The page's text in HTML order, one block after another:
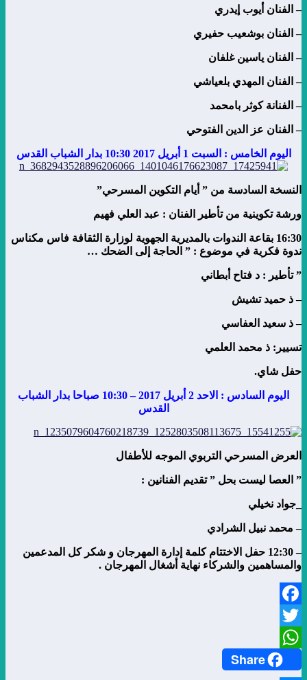
– الفنان أيوب إيدري
– الفنان بوشعيب حفيري
– الفنان ياسين غلفان
– الفنان المهدي بلعياشي
– الفنانة كوثر بامحمد
– الفنان عز الدين الفتوحي
اليوم الخامس : السبت 1 أبريل 2017 10:30 بدار الشباب القدس
النسخة السادسة من ” أيام التكوين المسرحي”
ورشة تكوينية من تأطير الفنان : عبد العلي فهيم
16:30 بقاعة الندوات بالمديرية الجهوية لوزارة الثقافة فاس مكناس
ندوة فكرية في موضوع : ” الحاجة إلى الضحك …
” تأطير : د فتاح أبطاني
– ذ حميد تشيش
– ذ سعيد العفاسي
تسيير: ذ محمد العلمي
حفل شاي.
اليوم السادس : الاحد 2 أبريل 2017 – 10:30 صباحا بدار الشباب
القدس
العرض المسرحي التربوي الموجه للأطفال
” العصا ليست بحل ” تقديم الفنانين :
_جواد نخيلي
– محمد نبيل الشرادي
– 12:30 حفل الاختتام كلمة إدارة المهرجان و شكر كل المدعمين
والمساهمين والشركاء نهاية أشغال المهرجان .
Facebook
Twitter
WhatsApp
Share